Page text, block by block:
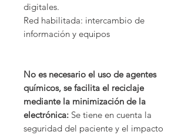
digitales.
Red habilitada: intercambio de
información y equipos
No es necesario el uso de agentes
químicos, se facilita el reciclaje
mediante la minimización de la
electrónica: Se tiene en cuenta la
seguridad del paciente y el impacto